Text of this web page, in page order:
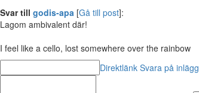
Svar till godis-apa [Gå till post]:
Lagom ambivalent där!
I feel like a cello, lost somewhere over the rainbow
Direktlänk Svara på inlägg